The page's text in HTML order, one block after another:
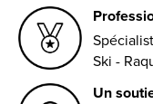
Ski -
Un